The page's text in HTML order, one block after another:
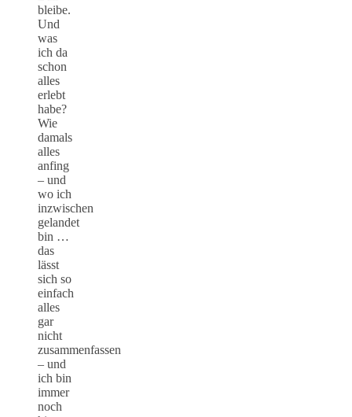
bleibe.
Und
was
ich da
schon
alles
erlebt
habe?
Wie
damals
alles
anfing
– und
wo ich
inzwischen
gelandet
bin …
das
lässt
sich so
einfach
alles
gar
nicht
zusammenfassen
– und
ich bin
immer
noch